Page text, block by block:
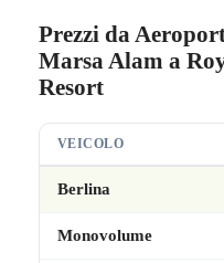
Prezzi da
Marsa Alam a
Resort
VEICOLO
Berlina
Monovolume